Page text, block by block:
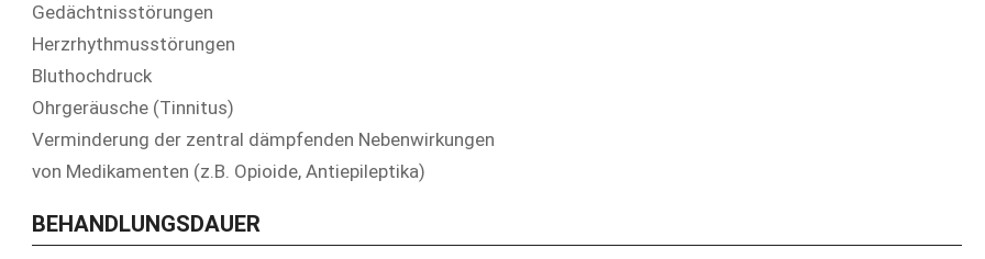
Gedächtnisstörungen
Herzrhythmusstörungen
Bluthochdruck
Ohrgeräusche (Tinnitus)
Verminderung der zentral dämpfenden Nebenwirkungen
von Medikamenten (z.B. Opioide, Antiepileptika)
BEHANDLUNGSDAUER